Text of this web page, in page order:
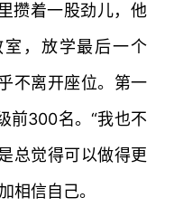
攒着一股劲儿，他
，放学最后一个
不离开座位。第一
前300名。“我也不
总觉得可以做得更
相信自己。